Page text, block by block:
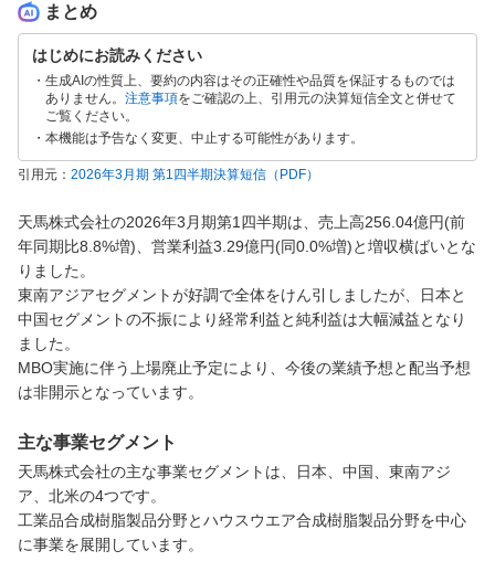
まとめ
はじめにお読みください
生成AIの性質上、要約の内容はその正確性や品質を保証するものでは
ありません。 注意事項をご確認の上、引用元の決算短信全文と併せて
ご覧ください。
本機能は予告なく変更、中止する可能性があります。
引用元： 2026年3月期 第1四半期決算短信 （PDF）
天馬株式会社の2026年3月期第1四半期は、売上高256.04億円(前
年同期比8.8%増)、営業利益3.29億円(同0.0%増)と増収横ばいとな
りました。
東南アジアセグメントが好調で全体をけん引しましたが、日本と
中国セグメントの不振により経常利益と純利益は大幅減益となり
ました。
MBO実施に伴う上場廃止予定により、今後の業績予想と配当予想
は非開示となっています。
主な事業セグメント
天馬株式会社の主な事業セグメントは、日本、中国、東南アジ
ア、北米の4つです。
工業品合成樹脂製品分野とハウスウエア合成樹脂製品分野を中心
に事業を展開しています。